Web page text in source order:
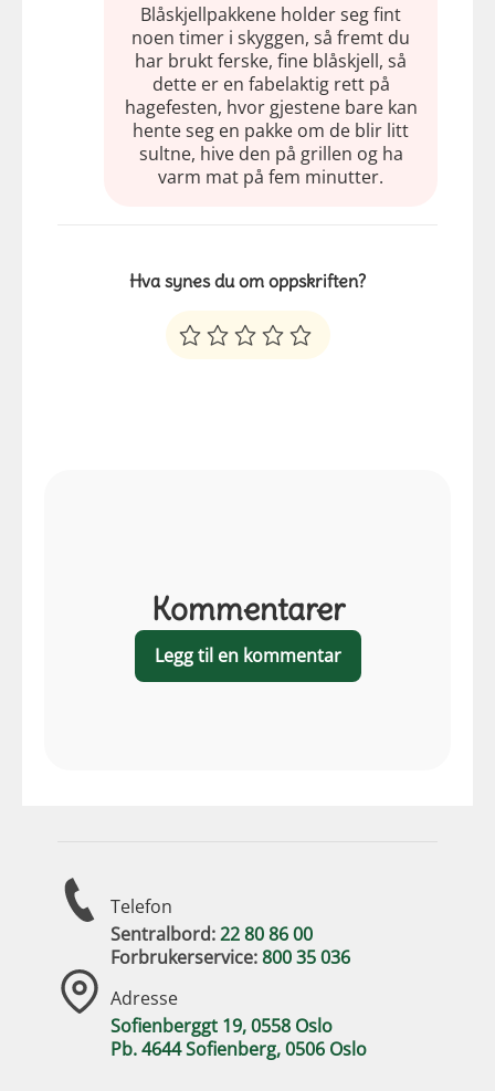
Blåskjellpakkene holder seg fint
noen timer i skyggen, så fremt du
har brukt ferske, fine blåskjell, så
dette er en fabelaktig rett på
hagefesten, hvor gjestene bare kan
hente seg en pakke om de blir litt
sultne, hive den på grillen og ha
varm mat på fem minutter.
Hva synes du om oppskriften?
Kommentarer
Legg til en kommentar
Telefon
Sentralbord:22 80 86 00
Forbrukerservice:800 35 036
Adresse
Sofienberggt 19, 0558 Oslo
Pb. 4644 Sofienberg, 0506 Oslo